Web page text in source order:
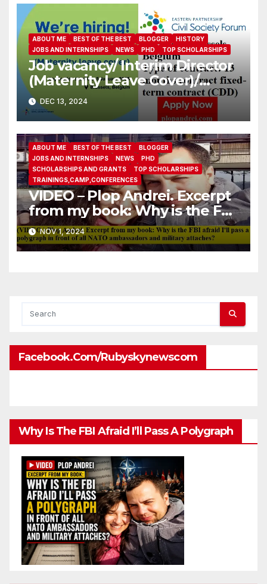
ABOUT ME BEST OF THE BEST BLOGGER
HISTORY
JOBS AND INTERNSHIPS
NEWS PHD TOP SCHOLARSHIPS
Job vacancy/ Interim Director
(Maternity Leave Cover)/
Eastern Partnership Civil
Society Forum
DEC 13, 2024
ABOUT ME BEST OF THE BEST
BLOGGER
JOBS AND INTERNSHIPS
NEWS
PHD
SCHOLARSHIPS AND GRANTS
TOP SCHOLARSHIPS
TRAININGS,CAMP,CONFERENCES
VIDEO – Plop Andrei. Excerpt
from my book: Why is the FBI
afraid I’ll pass a polygraph in
front of all NATO
ambassadors and military
NOV 1, 2024
Facebook.com/rubyskynewscom
Why Is The FBI Afraid I’ll Pass A Polygraph